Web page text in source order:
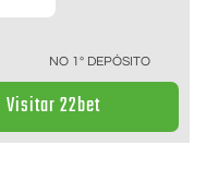
NO 1º DEPÓSITO
Visitar 22bet